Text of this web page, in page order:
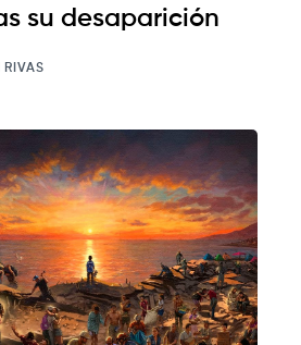
su desaparición
RIVAS